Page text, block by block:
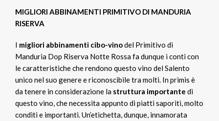
MIGLIORI ABBINAMENTI PRIMITIVO DI MANDURIA
RISERVA
I migliori abbinamenti cibo-vinodel Primitivo di
Manduria Dop Riserva Notte Rossa fa dunque i conti con
le caratteristiche che rendono questo vino del Salento
unico nel suo genere e riconoscibile tra molti. In primis è
da tenere in considerazione la struttura importante di
questo vino, che necessita appunto di piatti saporiti, molto
conditi e importanti. Un’etichetta, dunque, innamorata